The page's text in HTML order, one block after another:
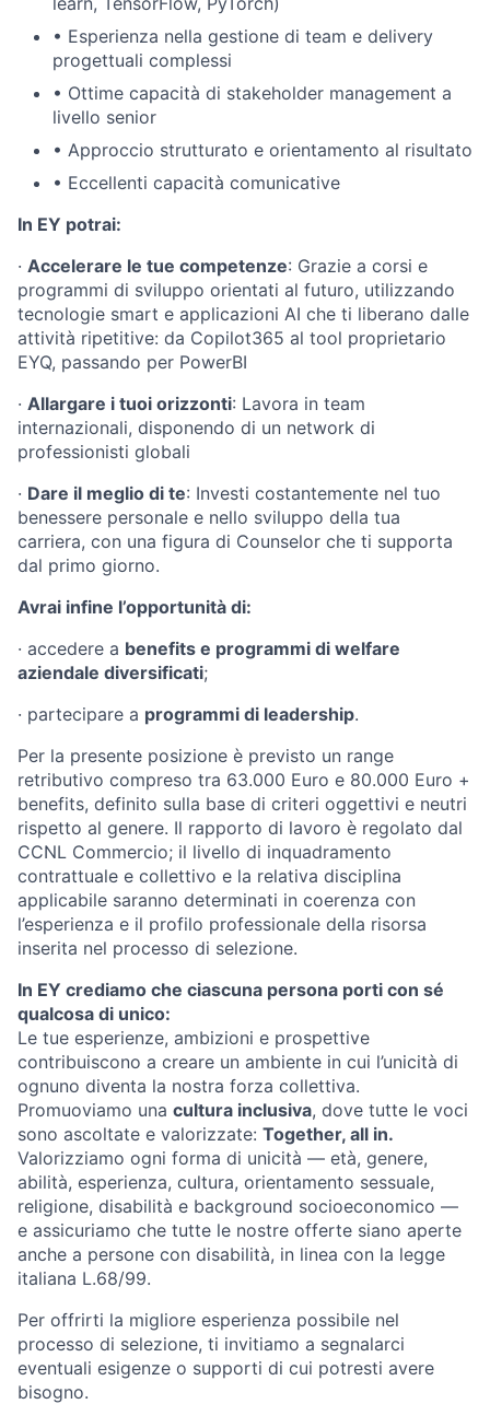
• Esperienza nella gestione di team e delivery
progettuali complessi
• Ottime capacità di stakeholder management a
livello senior
• Approccio strutturato e orientamento al risultato
• Eccellenti capacità comunicative
In EY potrai:
· Accelerare le tue competenze: Grazie a corsi e
programmi di sviluppo orientati al futuro, utilizzando
tecnologie smart e applicazioni AI che ti liberano dalle
attività ripetitive: da Copilot365 al tool proprietario
EYQ, passando per PowerBI
· Allargare i tuoi orizzonti: Lavora in team
internazionali, disponendo di un network di
professionisti globali
· Dare il meglio di te: Investi costantemente nel tuo
benessere personale e nello sviluppo della tua
carriera, con una figura di Counselor che ti supporta
dal primo giorno.
Avrai infine l’opportunità di:
· accedere a benefits e programmi di welfare
aziendale diversificati;
· partecipare a programmi di leadership.
Per la presente posizione è previsto un range
retributivo compreso tra 63.000 Euro e 80.000 Euro +
benefits, definito sulla base di criteri oggettivi e neutri
rispetto al genere. Il rapporto di lavoro è regolato dal
CCNL Commercio; il livello di inquadramento
contrattuale e collettivo e la relativa disciplina
applicabile saranno determinati in coerenza con
l’esperienza e il profilo professionale della risorsa
inserita nel processo di selezione.
In EY crediamo che ciascuna persona porti con sé
qualcosa di unico:
Le tue esperienze, ambizioni e prospettive
contribuiscono a creare un ambiente in cui l’unicità di
ognuno diventa la nostra forza collettiva.
Promuoviamo una cultura inclusiva, dove tutte le voci
sono ascoltate e valorizzate: Together, all in.
Valorizziamo ogni forma di unicità — età, genere,
abilità, esperienza, cultura, orientamento sessuale,
religione, disabilità e background socioeconomico —
e assicuriamo che tutte le nostre offerte siano aperte
anche a persone con disabilità, in linea con la legge
italiana L.68/99.
Per offrirti la migliore esperienza possibile nel
processo di selezione, ti invitiamo a segnalarci
eventuali esigenze o supporti di cui potresti avere
bisogno.